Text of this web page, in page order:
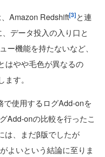
Amazon Redshift[3]と連
データ投入の入り口と
ー機能を持たないなど、
はやや毛色が異なるの
す。
使用するログAdd-onを
Add-onの比較を行ったこ
は、まだβ版でしたが
よいという結論に至りま